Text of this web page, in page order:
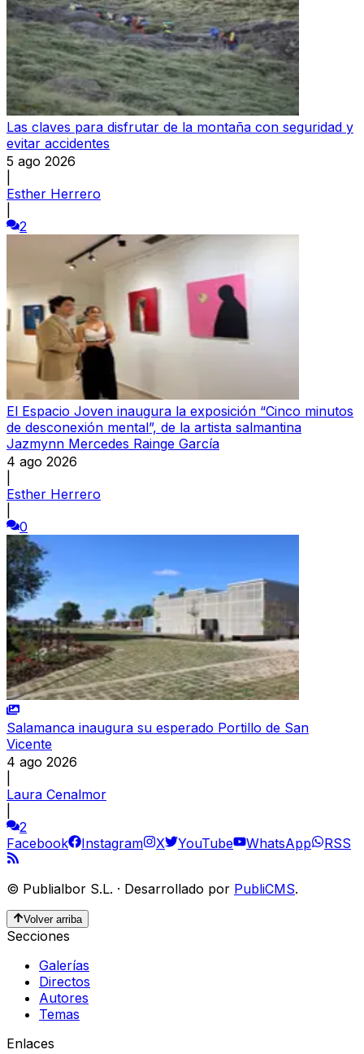
Las claves para disfrutar de la montaña con seguridad y
evitar accidentes
5 ago 2026
Esther Herrero
2
El Espacio Joven inaugura la exposición “Cinco minutos
de desconexión mental”, de la artista salmantina
Jazmynn Mercedes Rainge García
4 ago 2026
Esther Herrero
0
Salamanca inaugura su esperado Portillo de San
Vicente
4 ago 2026
Laura Cenalmor
2
Facebook
Instagram X YouTube WhatsApp RSS
© Publialbor S.L. · Desarrollado por PubliCMS.
Volver arriba
Secciones
Galerías
Directos
Autores
Temas
Enlaces